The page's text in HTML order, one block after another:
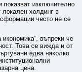
изключително
локален холдинг в
често не се
въпреки че
Това се вижда и от
едва няколко
цена.